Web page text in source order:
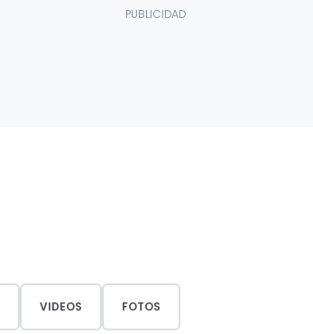
VIDEOS FOTOS